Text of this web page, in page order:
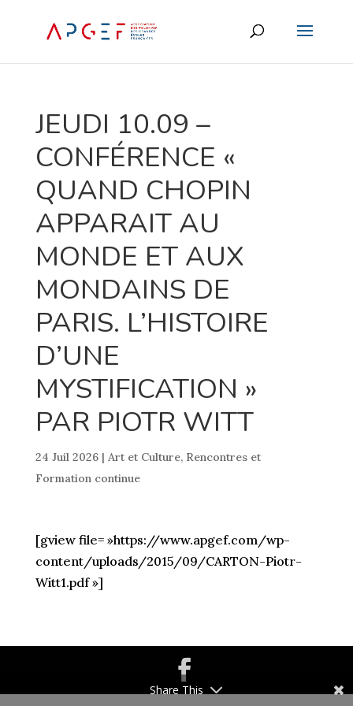
JEUDI 10.09 –
CONFÉRENCE «
QUAND CHOPIN
APPARAIT AU
MONDE ET AUX
MONDAINS DE
PARIS. L’HISTOIRE
D’UNE
MYSTIFICATION »
PAR PIOTR WITT
24 Juil 2026| Art et Culture, Rencontres et
Formation continue
[gview file= »https://www.apgef.com/wp-
content/uploads/2015/09/CARTON-Piotr-
Witt1.pdf »]
Share This